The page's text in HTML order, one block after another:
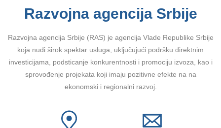
Razvojna agencija Srbije
Razvojna agencija Srbije (RAS) je agencija Vlade Republike Srbije
koja nudi širok spektar usluga, uključujući podršku direktnim
investicijama, podsticanje konkurentnosti i promociju izvoza, kao i
sprovođenje projekata koji imaju pozitivne efekte na na
ekonomski i regionalni razvoj.